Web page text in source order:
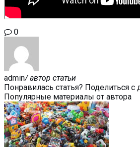
0
admin/ автор статьи
Понравилась статья? Поделиться с
Популярные материалы от автора